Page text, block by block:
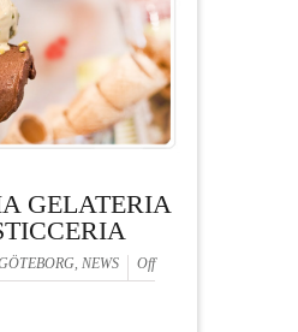
GELATERIA
NEWS Off